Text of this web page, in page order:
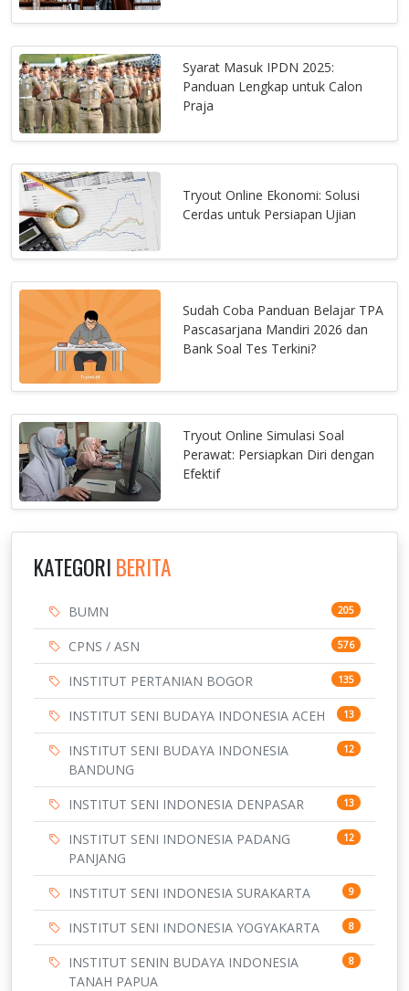
Syarat Masuk IPDN 2025:
Panduan Lengkap untuk Calon
Praja
Tryout Online Ekonomi: Solusi
Cerdas untuk Persiapan Ujian
Sudah Coba Panduan Belajar TPA
Pascasarjana Mandiri 2026 dan
Bank Soal Tes Terkini?
Tryout Online Simulasi Soal
Perawat: Persiapkan Diri dengan
Efektif
KATEGORI BERITA
BUMN 205
CPNS / ASN 576
INSTITUT PERTANIAN BOGOR 135
INSTITUT SENI BUDAYA INDONESIA ACEH 13
INSTITUT SENI BUDAYA INDONESIA
BANDUNG
12
INSTITUT SENI INDONESIA DENPASAR 13
INSTITUT SENI INDONESIA PADANG
PANJANG
12
INSTITUT SENI INDONESIA SURAKARTA 9
INSTITUT SENI INDONESIA YOGYAKARTA 8
INSTITUT SENIN BUDAYA INDONESIA
TANAH PAPUA
8